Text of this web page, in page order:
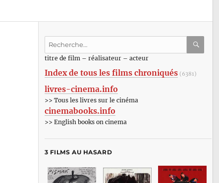
Recherche
:titre de film – réalisateur – acteur
Index de tous les films chroniqués (6381)
livres-cinema.info
>> Tous les livres sur le cinéma
cinemabooks.info
>> English books on cinema
3 FILMS AU HASARD